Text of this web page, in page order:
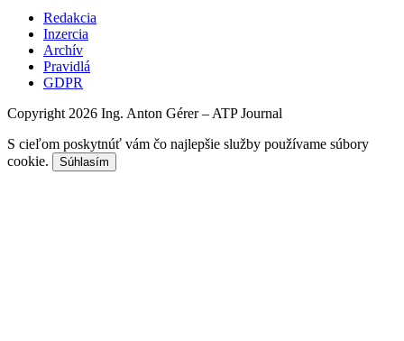
Redakcia
Inzercia
Archív
Pravidlá
GDPR
Copyright 2026 Ing. Anton Gérer – ATP Journal
S cieľom poskytnúť vám čo najlepšie služby používame súbory
cookie.
Súhlasím